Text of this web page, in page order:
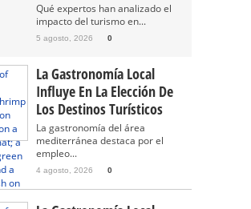
Qué expertos han analizado el
impacto del turismo en...
5 agosto, 2026 0
La Gastronomía Local
Influye En La Elección De
Los Destinos Turísticos
La gastronomía del área
mediterránea destaca por el
empleo...
4 agosto, 2026 0